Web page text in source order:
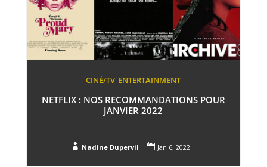
CINÉ/TV ENTERTAINMENT
NETFLIX : NOS RECOMMANDATIONS POUR
JANVIER 2022
 Nadine Dupervil  Jan 6, 2022